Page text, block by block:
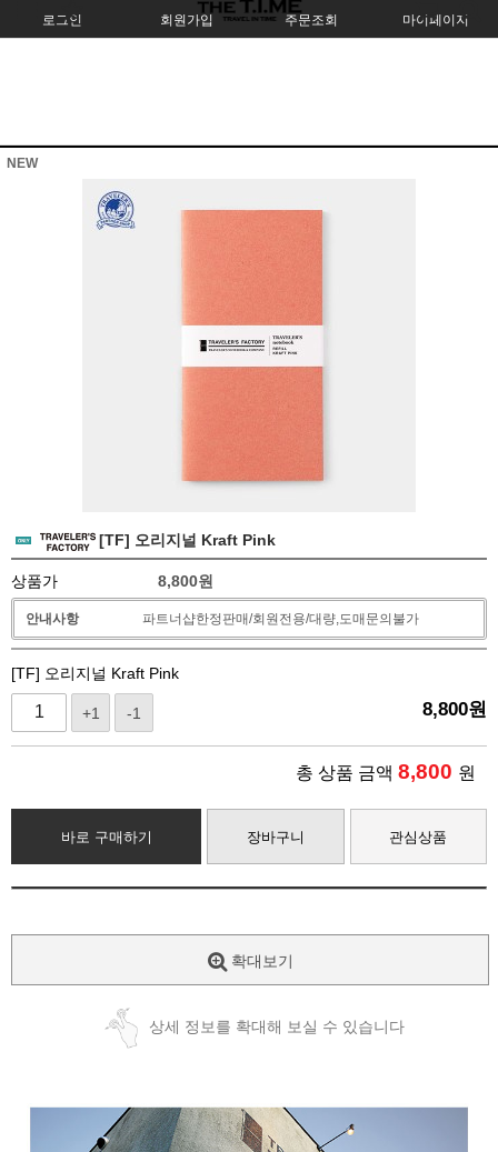
로그인 회원가입 주문조회 마이페이지
NEW
[TF] 오리지널 Kraft Pink
상품가 8,800원
안내사항 파트너샵한정판매/회원전용/대량,도매문의불가
[TF] 오리지널 Kraft Pink
+1 -1 8,800원
총 상품 금액 8,800 원
바로 구매하기 장바구니 관심상품
확대보기
상세 정보를 확대해 보실 수 있습니다